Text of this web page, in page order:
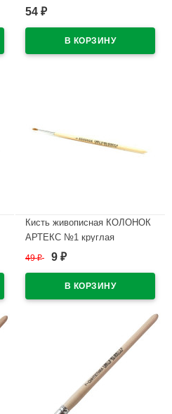
АРТЕКС №04 отводная со
54 ₽
Кисть живописная КОЛОНОК
АРТЕКС №1 круглая
В наличии
49₽ 9 ₽